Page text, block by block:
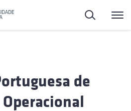
Pesquisa
de